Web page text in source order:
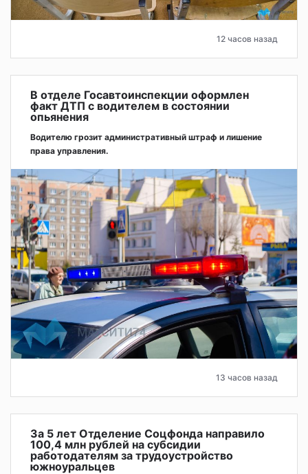
12 часов назад
В отделе Госавтоинспекции оформлен
факт ДТП с водителем в состоянии
опьянения
Водителю грозит административный штраф и лишение
права управления.
13 часов назад
За 5 лет Отделение Соцфонда направило
100,4 млн рублей на субсидии
работодателям за трудоустройство
южноуральцев